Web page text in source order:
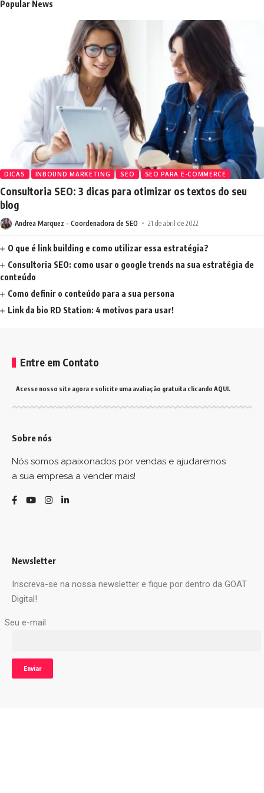
Popular News
DICAS INBOUND MARKETING SEO SEO PARA E-COMMERCE
Consultoria SEO: 3 dicas para otimizar os textos do seu
blog
Andrea Marquez - Coordenadora de SEO 21 de abril de 2022
O que é link building e como utilizar essa estratégia?
Consultoria SEO: como usar o google trends na sua estratégia de
conteúdo
Como definir o conteúdo para a sua persona
Link da bio RD Station: 4 motivos para usar!
Entre em Contato
Acesse nosso site agora e solicite uma avaliação gratuita clicando AQUI.
Sobre nós
Nós somos apaixonados por vendas e ajudaremos
a sua empresa a vender mais!
Newsletter
Inscreva-se na nossa newsletter e fique por dentro da GOAT
Digital!
Seu e-mail